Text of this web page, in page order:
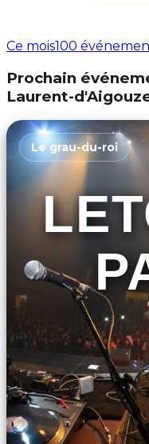
Ce mois100
Prochain
Laurent-
Le grau-du-roi